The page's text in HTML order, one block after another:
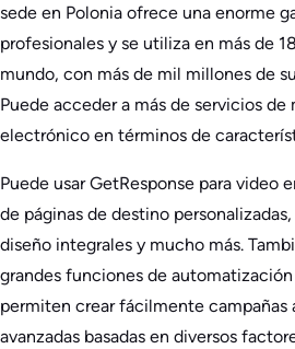
sede en Polonia ofrece una enorme
profesionales y se utiliza en más de
mundo, con más de mil millones de
Puede acceder a más de servicios
electrónico en términos de
Puede usar GetResponse para video
de páginas de destino
diseño integrales y mucho más.
grandes funciones de
permiten crear fácilmente campañas
avanzadas basadas en diversos